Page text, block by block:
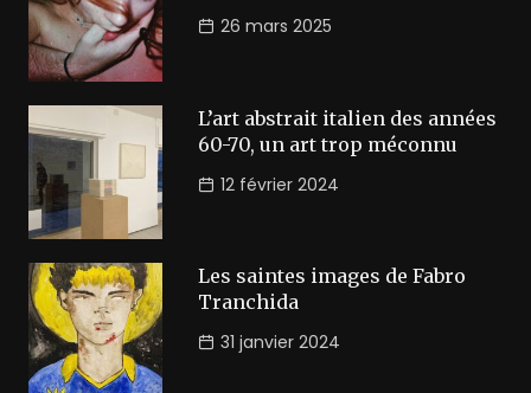
26 mars 2025
L’art abstrait italien des années
60-70, un art trop méconnu
12 février 2024
Les saintes images de Fabro
Tranchida
31 janvier 2024